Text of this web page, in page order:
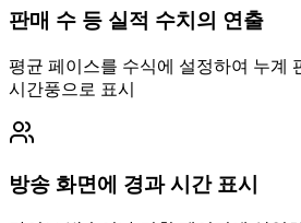
판매 수 등 실적 수치의 연출
평균 페이스를 수식에 설정하여 누계
시간풍으로 표시
방송 화면에 경과 시간 표시